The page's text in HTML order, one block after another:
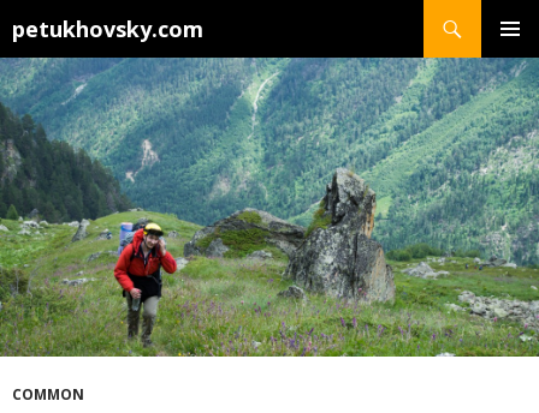
petukhovsky.com
MENU
SKIP
TO
CONTENT
COMMON